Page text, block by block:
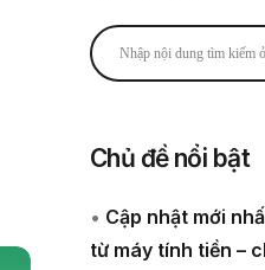
Chủ đề nổi bật
• Cập nhật mới
từ máy tính tiền –